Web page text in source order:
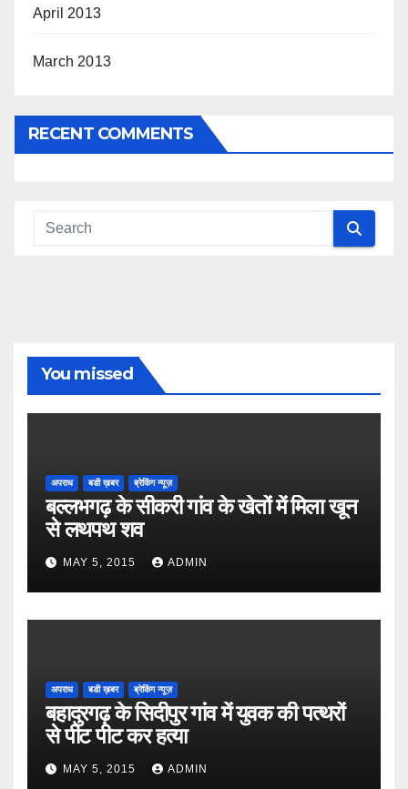
April 2013
March 2013
RECENT COMMENTS
You missed
अपराध बडी ख़बर ब्रेकिंग न्यूज़
बल्लभगढ़ के सीकरी गांव के खेतों में मिला खून
से लथपथ शव
MAY 5, 2015 ADMIN
अपराध बडी ख़बर ब्रेकिंग न्यूज़
बहादुरगढ़ के सिदीपुर गांव में युवक की पत्थरों
से पीट पीट कर हत्या
MAY 5, 2015 ADMIN